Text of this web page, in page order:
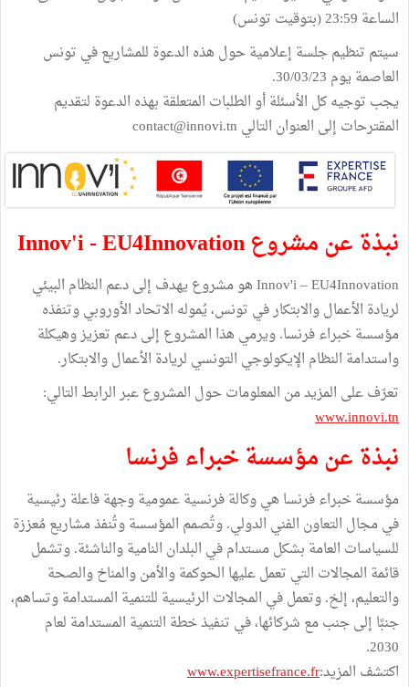
الساعة 23:59 (بتوقيت تونس)
سيتم تنظيم جلسة إعلامية حول هذه الدعوة للمشاريع في تونس
العاصمة يوم 30/03/23.
يجب توجيه كل الأسئلة أو الطلبات المتعلقة بهذه الدعوة لتقديم
المقترحات إلى العنوان التالي contact@innovi.tn
نبذة عن مشروع Innov'i - EU4Innovation
Innov'i – EU4Innovation هو مشروع يهدف إلى دعم النظام البيئي
لريادة الأعمال والابتكار في تونس، يُموله الاتحاد الأوروبي وتنفذه
مؤسسة خبراء فرنسا. ويرمي هذا المشروع إلى دعم تعزيز وهيكلة
واستدامة النظام الإيكولوجي التونسي لريادة الأعمال والابتكار.
تعرّف على المزيد من المعلومات حول المشروع عبر الرابط التالي:
www.innovi.tn
نبذة عن مؤسسة خبراء فرنسا
مؤسسة خبراء فرنسا هي وكالة فرنسية عمومية وجهة فاعلة رئيسية
في مجال التعاون الفني الدولي. وتُصمم المؤسسة وتُنفذ مشاريع مُعززة
للسياسات العامة بشكل مستدام في البلدان النامية والناشئة. وتشمل
قائمة المجالات التي تعمل عليها الحوكمة والأمن والمناخ والصحة
والتعليم، إلخ. وتعمل في المجالات الرئيسية للتنمية المستدامة وتساهم،
جنبًا إلى جنب مع شركائها، في تنفيذ خطة التنمية المستدامة لعام
2030.
اكتشف المزيد:www.expertisefrance.fr